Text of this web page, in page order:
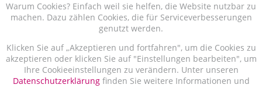
Warum Cookies? Einfach weil sie helfen, die Website nutzbar zu
machen. Dazu zählen Cookies, die für Serviceverbesserungen
genutzt werden.
Klicken Sie auf „Akzeptieren und fortfahren", um die Cookies zu
akzeptieren oder klicken Sie auf "Einstellungen bearbeiten", um
Ihre Cookieeinstellungen zu verändern. Unter unseren
Datenschutzerklärungfinden Sie weitere Informationen und